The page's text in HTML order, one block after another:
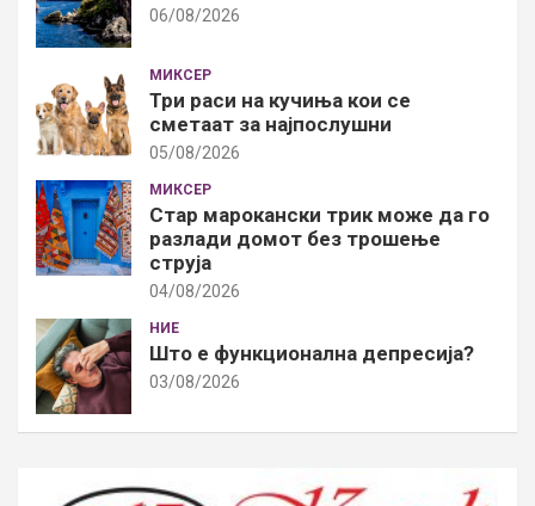
06/08/2026
МИКСЕР
Три раси на кучиња кои се
сметаат за најпослушни
05/08/2026
МИКСЕР
Стар марокански трик може да го
разлади домот без трошење
струја
04/08/2026
НИЕ
Што е функционална депресија?
03/08/2026